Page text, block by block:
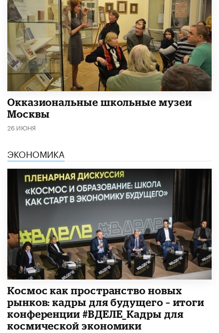
​Окказиональные школьные музеи
Москвы
26 ИЮНЯ
ЭКОНОМИКА
Космос как пространство новых
рынков: кадры для будущего – итоги
конференции #ВДЕЛЕ_Кадры для
космической экономики